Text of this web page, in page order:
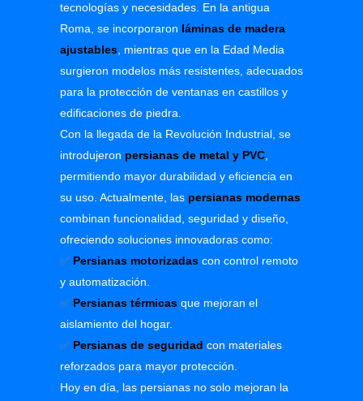
tecnologías y necesidades. En la antigua
Roma, se incorporaron láminas de madera
ajustables, mientras que en la Edad Media
surgieron modelos más resistentes, adecuados
para la protección de ventanas en castillos y
edificaciones de piedra.
Con la llegada de la Revolución Industrial, se
introdujeron persianas de metal y PVC,
permitiendo mayor durabilidad y eficiencia en
su uso. Actualmente, las persianas modernas
combinan funcionalidad, seguridad y diseño,
ofreciendo soluciones innovadoras como:
✅ Persianas motorizadas con control remoto
y automatización.
✅ Persianas térmicas que mejoran el
aislamiento del hogar.
✅ Persianas de seguridad con materiales
reforzados para mayor protección.
Hoy en día, las persianas no solo mejoran la